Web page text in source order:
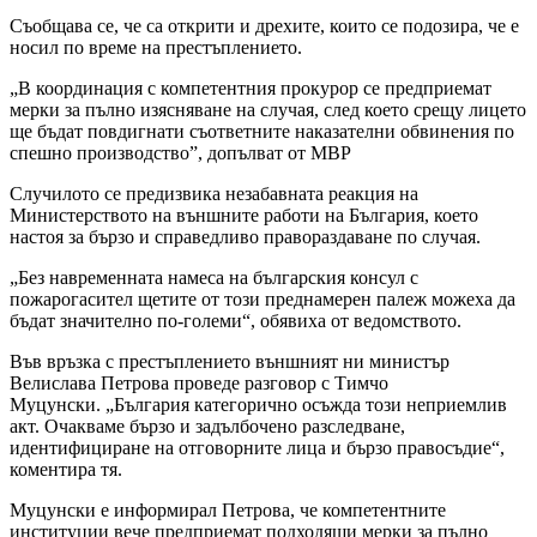
Съобщава се, че са открити и дрехите, които се подозира, че е
носил по време на престъплението.
„В координация с компетентния прокурор се предприемат
мерки за пълно изясняване на случая, след което срещу лицето
ще бъдат повдигнати съответните наказателни обвинения по
спешно производство”, допълват от МВР
Случилото се предизвика незабавната реакция на
Министерството на външните работи на България, което
настоя за бързо и справедливо правораздаване по случая.
„Без навременната намеса на българския консул с
пожарогасител щетите от този преднамерен палеж можеха да
бъдат значително по-големи“, обявиха от ведомството.
Във връзка с престъплението външният ни министър
Велислава Петрова проведе разговор с Тимчо
Муцунски. „България категорично осъжда този неприемлив
акт. Очакваме бързо и задълбочено разследване,
идентифициране на отговорните лица и бързо правосъдие“,
коментира тя.
Муцунски е информирал Петрова, че компетентните
институции вече предприемат подходящи мерки за пълно